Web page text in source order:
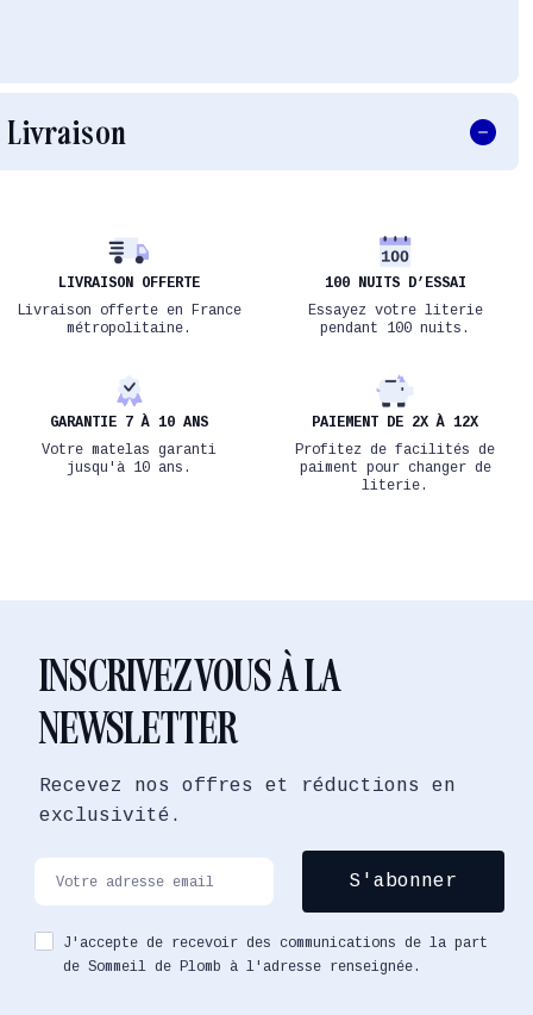
Livraison
LIVRAISON OFFERTE
Livraison offerte en France
métropolitaine.
100 NUITS D’ESSAI
Essayez votre literie
pendant 100 nuits.
GARANTIE 7 À 10 ANS
Votre matelas garanti
jusqu'à 10 ans.
PAIEMENT DE 2X À 12X
Profitez de facilités de
paiment pour changer de
literie.
INSCRIVEZ VOUS À LA
NEWSLETTER
Recevez nos offres et réductions en
exclusivité.
J'accepte de recevoir des communications de la part
de Sommeil de Plomb à l'adresse renseignée.